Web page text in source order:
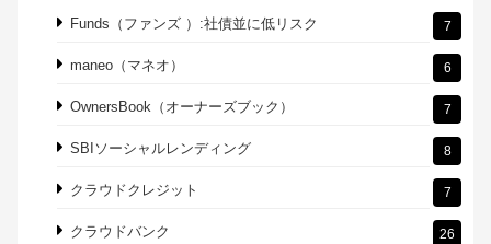
Funds（ファンズ ）:社債並に低リスク 7
maneo（マネオ） 6
OwnersBook（オーナーズブック） 7
SBIソーシャルレンディング 8
クラウドクレジット 7
クラウドバンク 26